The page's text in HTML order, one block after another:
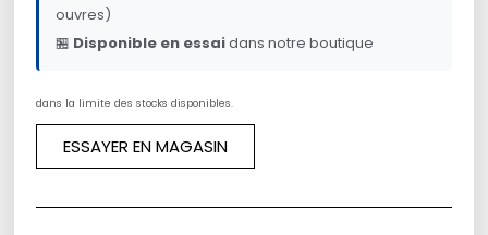
ouvres)
🏪 Disponible en essaidans notre boutique
dans la limite des stocks disponibles.
ESSAYER EN MAGASIN